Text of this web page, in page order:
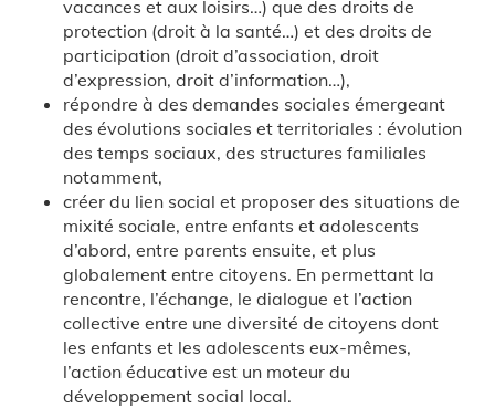
vacances et aux loisirs…) que des droits de
protection (droit à la santé…) et des droits de
participation (droit d’association, droit
d’expression, droit d’information…),
répondre à des demandes sociales émergeant
des évolutions sociales et territoriales : évolution
des temps sociaux, des structures familiales
notamment,
créer du lien social et proposer des situations de
mixité sociale, entre enfants et adolescents
d’abord, entre parents ensuite, et plus
globalement entre citoyens. En permettant la
rencontre, l’échange, le dialogue et l’action
collective entre une diversité de citoyens dont
les enfants et les adolescents eux-mêmes,
l’action éducative est un moteur du
développement social local.